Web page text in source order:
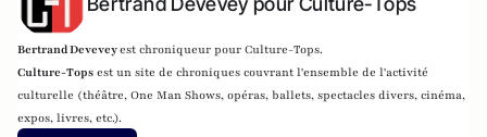
Bertrand Deveveyest chroniqueur pour Culture-Tops.
Culture-Tops est un site de chroniques couvrant l'ensemble de l'activité
culturelle (théâtre, One Man Shows, opéras, ballets, spectacles divers, cinéma,
expos, livres, etc.).